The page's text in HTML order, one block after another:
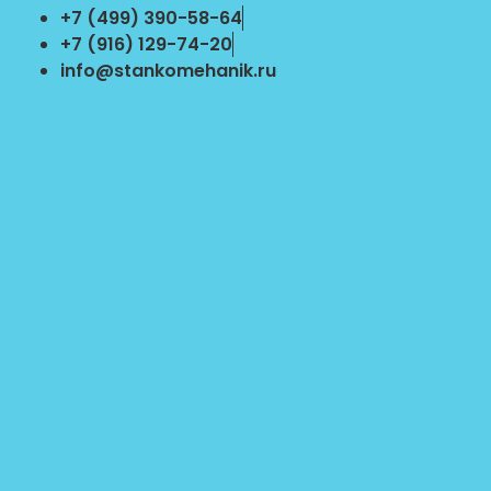
Перейти
содержимому
+7 (499) 390-58-64
+7 (916) 129-74-20
info@stankomehanik.ru